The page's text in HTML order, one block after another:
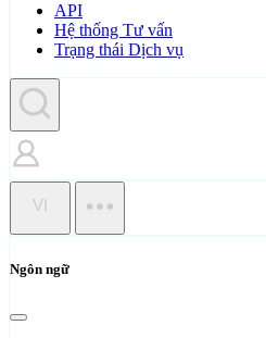
API
Hệ thống Tư vấn
Trạng thái Dịch vụ
VI
Ngôn ngữ